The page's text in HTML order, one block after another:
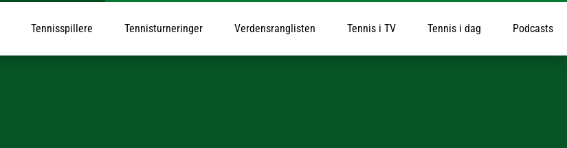
Tennisspillere Tennisturneringer Verdensranglisten Tennis i TV Tennis i dag Podcasts